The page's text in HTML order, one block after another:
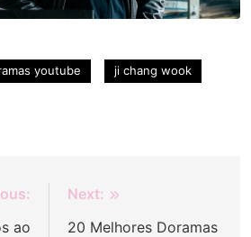
youtube ji chang wook
ao
Next:
20 Melhores Doramas